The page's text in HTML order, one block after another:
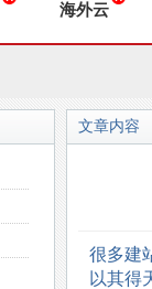
海外云
文章内容
很多建
以其得